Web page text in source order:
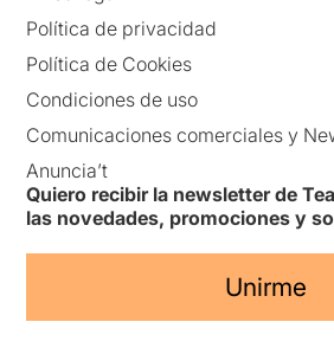
Política de privacidad
Política de Cookies
Condiciones de uso
Comunicaciones comerciales y
Anuncia’t
Quiero recibir la newsletter de
las novedades, promociones y
Unirme